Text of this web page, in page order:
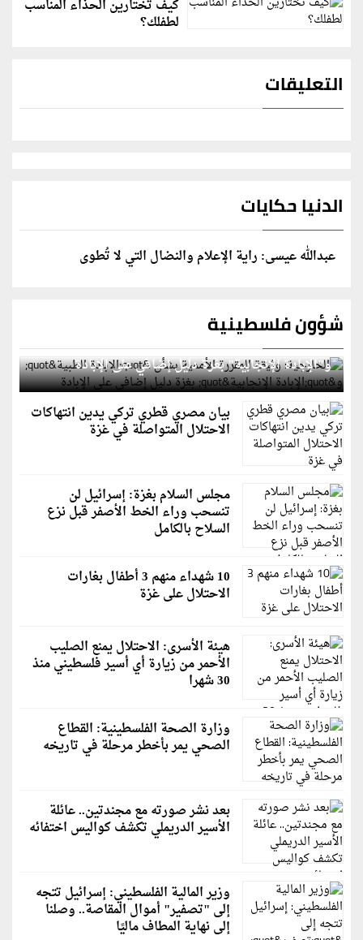
كيف تختارين الحذاء المناسب
لطفلك؟
التعليقات
الدنيا حكايات
عبدالله عيسى: راية الإعلام والنضال التي لا تُطوى
شؤون فلسطينية
الخارجية: وثيقة المقررة الأممية بشأن "الإبادة الطبية"
و"الإبادة الإنجابية" بغزة دليل إضافي على الإبادة
بيان مصري قطري تركي يدين انتهاكات
الاحتلال المتواصلة في غزة
مجلس السلام بغزة: إسرائيل لن
تنسحب وراء الخط الأصفر قبل نزع
السلاح بالكامل
10 شهداء منهم 3 أطفال بغارات
الاحتلال على غزة
هيئة الأسرى: الاحتلال يمنع الصليب
الأحمر من زيارة أي أسير فلسطيني منذ
30 شهرا
وزارة الصحة الفلسطينية: القطاع
الصحي يمر بأخطر مرحلة في تاريخه
بعد نشر صورته مع مجندتين.. عائلة
الأسير الدريملي تكشف كواليس اختفائه
وزير المالية الفلسطيني: إسرائيل تتجه
إلى "تصفير" أموال المقاصة.. وصلنا
إلى نهاية المطاف ماليًا